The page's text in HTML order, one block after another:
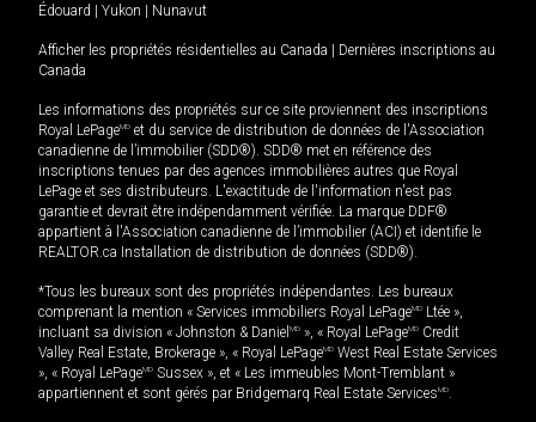
Édouard
Yukon Nunavut
Afficher les propriétés résidentielles au Canada
Dernières inscriptions au
Canada
Les informations des propriétés sur ce site proviennent des inscriptions
Royal LePageMD et du service de distribution de données de l'Association
canadienne de l’immobilier (SDD®). SDD® met en référence des
inscriptions tenues par des agences immobilières autres que Royal
LePage et ses distributeurs. L'exactitude de l'information n'est pas
garantie et devrait être indépendamment vérifiée. La marque DDF®
appartient à l'Association canadienne de l’immobilier (ACI) et identifie le
REALTOR.ca Installation de distribution de données (SDD®).
*Tous les bureaux sont des propriétés indépendantes. Les bureaux
comprenant la mention « Services immobiliers Royal LePageMD Ltée »,
incluant sa division « Johnston & Daniel MD », « Royal LePageMD Credit
Valley Real Estate, Brokerage », « Royal LePageMD West Real Estate Services
», « Royal LePageMD Sussex », et « Les immeubles Mont-Tremblant »
appartiennent et sont gérés par Bridgemarq Real Estate ServicesMD.